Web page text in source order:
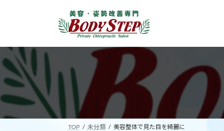
へ
ス
ッ
プ
ョ
ン
移
動
TOP 未分類 美容整体で見た目を綺麗に